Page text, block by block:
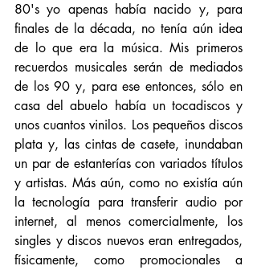
80's yo apenas había nacido y, para
finales de la década, no tenía aún idea
de lo que era la música. Mis primeros
recuerdos musicales serán de mediados
de los 90 y, para ese entonces, sólo en
casa del abuelo había un tocadiscos y
unos cuantos vinilos. Los pequeños discos
plata y, las cintas de casete, inundaban
un par de estanterías con variados títulos
y artistas. Más aún, como no existía aún
la tecnología para transferir audio por
internet, al menos comercialmente, los
singles y discos nuevos eran entregados,
físicamente, como promocionales a